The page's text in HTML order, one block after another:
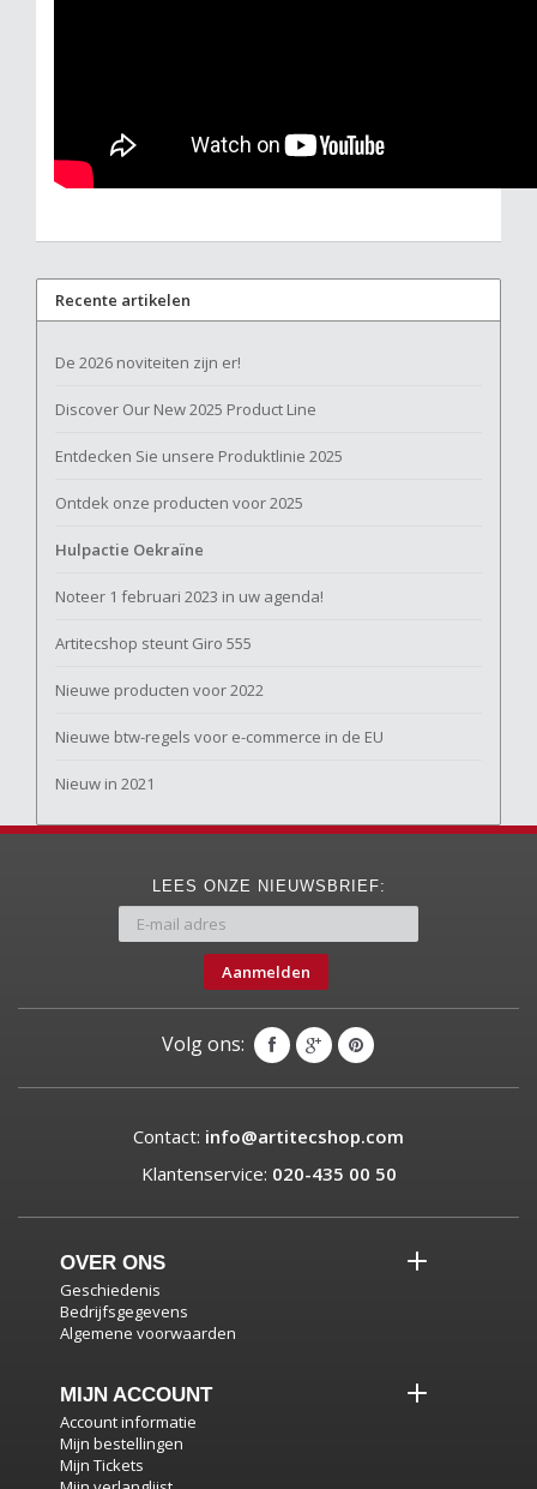
Recente artikelen
De 2026 noviteiten zijn er!
Discover Our New 2025 Product Line
Entdecken Sie unsere Produktlinie 2025
Ontdek onze producten voor 2025
Hulpactie Oekraïne
Noteer 1 februari 2023 in uw agenda!
Artitecshop steunt Giro 555
Nieuwe producten voor 2022
Nieuwe btw-regels voor e-commerce in de EU
Nieuw in 2021
LEES ONZE NIEUWSBRIEF:
Aanmelden
Volg ons:
Contact: info@artitecshop.com
Klantenservice: 020-435 00 50
OVER ONS
Geschiedenis
Bedrijfsgegevens
Algemene voorwaarden
MIJN ACCOUNT
Account informatie
Mijn bestellingen
Mijn Tickets